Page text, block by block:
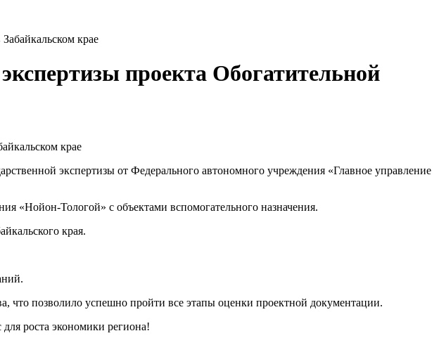
крае
проекта Обогатительной
экспертизы от Федерального автономного учреждения «Главное управление
«Нойон-Тологой» с объектами вспомогательного назначения.
края.
что позволило успешно пройти все этапы оценки проектной документации.
роста экономики региона!